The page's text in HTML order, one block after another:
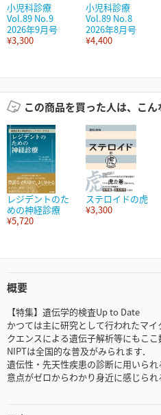
小児科診療
Vol.89 No.9
2026年9月号
¥3,300
小児科診療
Vol.89 No.8
2026年8月号
¥4,400
この商品を買った人は、こん
レジデントのた
めの神経診療
¥5,720
ステロイドの虎
¥3,300
概要
【特集】遺伝学的検査Up to Date
かつては主に研究として行われたマ
クエンスによる遺伝子解析等にもこ
NIPTは全国的な普及がみられます．
遺伝性・先天性疾患の診断に用いら
意点がゼロからわかり身近に感じら